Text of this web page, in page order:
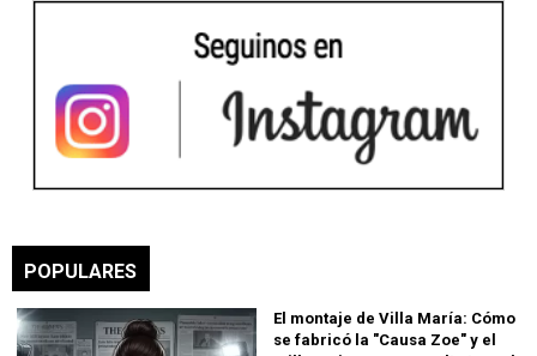
POPULARES
El montaje de Villa María: Cómo
se fabricó la "Causa Zoe" y el